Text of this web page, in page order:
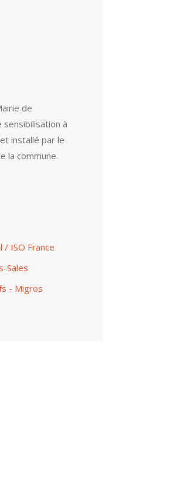
de
sensibilisation à
installé par le
la commune.
ISO France
Sales
- Migros